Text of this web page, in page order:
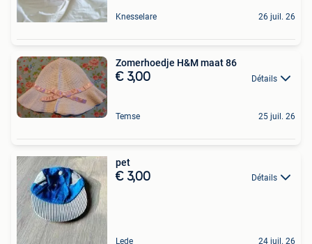
Knesselare 26 juil. 26
Zomerhoedje H&M maat 86
€ 3,00 Détails
Temse 25 juil. 26
pet
€ 3,00 Détails
Lede 24 juil. 26